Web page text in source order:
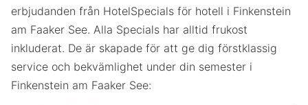
erbjudanden från HotelSpecials för hotell i Finkenstein
am Faaker See. Alla Specials har alltid frukost
inkluderat. De är skapade för att ge dig förstklassig
service och bekvämlighet under din semester i
Finkenstein am Faaker See: